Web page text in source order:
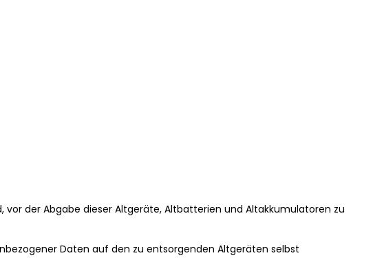
vor der Abgabe dieser Altgeräte, Altbatterien und Altakkumulatoren zu
Daten auf den zu entsorgenden Altgeräten selbst